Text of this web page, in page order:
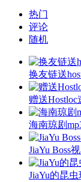
热门
评论
随机
换友链送
赠送Hostloc
海南琼剧
JiaYu Boss
JiaYu的昆